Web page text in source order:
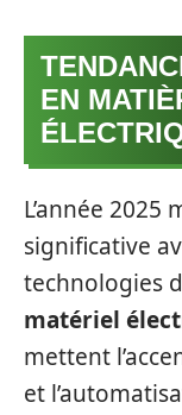
EN
L’année
significative
technologies
matériel
mettent
et